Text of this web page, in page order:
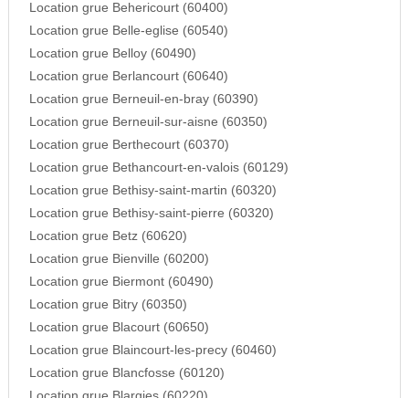
Location grue Behericourt (60400)
Location grue Belle-eglise (60540)
Location grue Belloy (60490)
Location grue Berlancourt (60640)
Location grue Berneuil-en-bray (60390)
Location grue Berneuil-sur-aisne (60350)
Location grue Berthecourt (60370)
Location grue Bethancourt-en-valois (60129)
Location grue Bethisy-saint-martin (60320)
Location grue Bethisy-saint-pierre (60320)
Location grue Betz (60620)
Location grue Bienville (60200)
Location grue Biermont (60490)
Location grue Bitry (60350)
Location grue Blacourt (60650)
Location grue Blaincourt-les-precy (60460)
Location grue Blancfosse (60120)